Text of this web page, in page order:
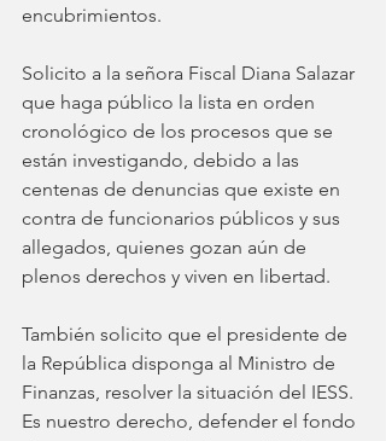
encubrimientos.
Solicito a la señora Fiscal Diana Salazar
que haga público la lista en orden
cronológico de los procesos que se
están investigando, debido a las
centenas de denuncias que existe en
contra de funcionarios públicos y sus
allegados, quienes gozan aún de
plenos derechos y viven en libertad.
También solicito que el presidente de
la República disponga al Ministro de
Finanzas, resolver la situación del IESS.
Es nuestro derecho, defender el fondo